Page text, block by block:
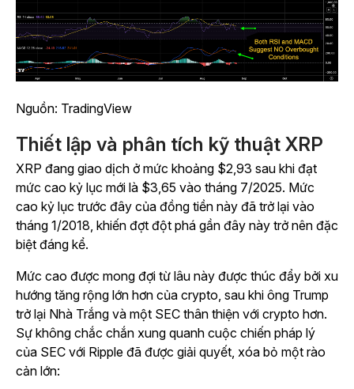
Nguồn: TradingView
Thiết lập và phân tích kỹ thuật XRP
XRP đang giao dịch ở mức khoảng $2,93 sau khi đạt
mức cao kỷ lục mới là $3,65 vào tháng 7/2025. Mức
cao kỷ lục trước đây của đồng tiền này đã trở lại vào
tháng 1/2018, khiến đợt đột phá gần đây này trở nên đặc
biệt đáng kể.
Mức cao được mong đợi từ lâu này được thúc đẩy bởi xu
hướng tăng rộng lớn hơn của crypto, sau khi ông Trump
trở lại Nhà Trắng và một SEC thân thiện với crypto hơn.
Sự không chắc chắn xung quanh cuộc chiến pháp lý
của SEC với Ripple đã được giải quyết, xóa bỏ một rào
cản lớn: